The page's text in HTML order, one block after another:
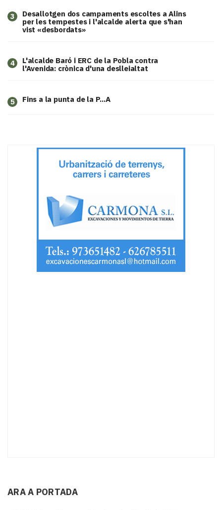
3
​Desallotgen dos campaments escoltes a Alins
per les tempestes i l'alcalde alerta que s'han
vist «desbordats»
4
L'alcalde Baró i ERC de la Pobla contra
l'Avenida: crònica d'una deslleialtat
5 Fins a la punta de la P...A
ARA A PORTADA